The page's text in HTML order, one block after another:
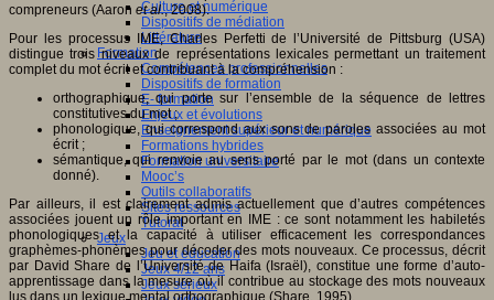
Culture et numérique
Dispositifs de médiation
Littérature
Formation
Compétences professionnelles
Dispositifs de formation
E- formation
Enjeux et évolutions
Enseignement supérieur et numérique
Formations hybrides
Formation universitaire
Mooc’s
Outils collaboratifs
Sites ressources
Tutorat
Jeux
Jeu et éducation
Jeux 4/12 ans
Jeux sérieux
compreneurs (Aaron et al., 2008).
Pour les processus IME, Charles Perfetti de l’Université de Pittsburg (USA)
distingue trois niveaux de représentations lexicales permettant un traitement
complet du mot écrit et contribuant à la compréhension :
orthographique, qui porte sur l’ensemble de la séquence de lettres
constitutives du mot ;
phonologique, qui correspond aux sons de paroles associées au mot
écrit ;
sémantique, qui renvoie au sens porté par le mot (dans un contexte
donné).
Par ailleurs, il est clairement admis actuellement que d’autres compétences
associées jouent un rôle important en IME : ce sont notamment les habiletés
phonologiques et la capacité à utiliser efficacement les correspondances
graphèmes-phonèmes pour décoder des mots nouveaux. Ce processus, décrit
par David Share de l’Université de Haifa (Israël), constitue une forme d’auto-
apprentissage dans la mesure où il contribue au stockage des mots nouveaux
lus dans un lexique mental orthographique (Share, 1995).